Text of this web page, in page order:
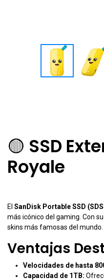
🟡 SSD
Royale
El SanDisk Portable SSD
más icónico del gaming. Con
skins más famosas del mundo.
Ventajas
Velocidades de hasta
Capacidad de 1TB: